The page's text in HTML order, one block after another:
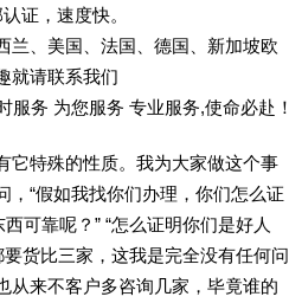
证，速度快。
、美国、法国、德国、新加坡欧
就请联系我们
务 为您服务 专业服务,使命必赴！
它特殊的性质。我为大家做这个事
“假如我找你们办理，你们怎么证
可靠呢？” “怎么证明你们是好人
货比三家，这我是完全没有任何问
从来不客户多咨询几家，毕竟谁的